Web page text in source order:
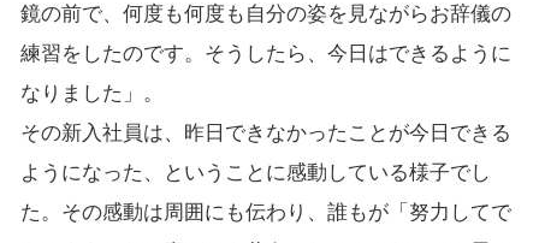
鏡の前で、何度も何度も自分の姿を見ながらお辞儀の
練習をしたのです。そうしたら、今日はできるように
なりました」。
その新入社員は、昨日できなかったことが今日できる
ようになった、ということに感動している様子でし
た。その感動は周囲にも伝わり、誰もが「努力してで